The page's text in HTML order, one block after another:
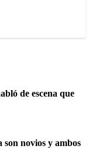
de escena que
son novios y ambos